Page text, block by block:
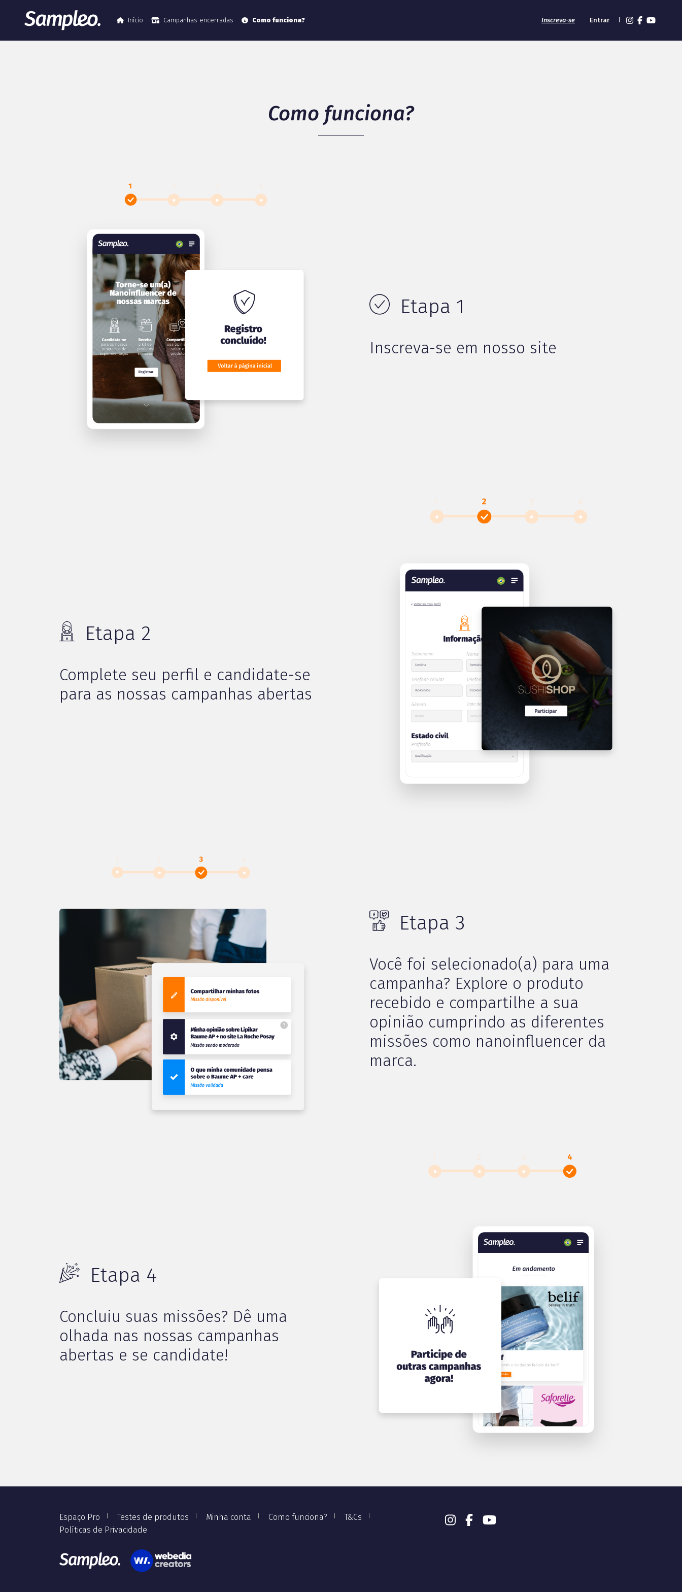
Início Campanhas encerradas Como funciona? Inscreva-se Entrar
Como funciona?
Etapa 1
Inscreva-se em nosso site
Etapa 2
Complete seu perfil e candidate-se
para as nossas campanhas abertas
Etapa 3
Você foi selecionado(a) para uma
campanha? Explore o produto
recebido e compartilhe a sua
opinião cumprindo as diferentes
missões como nanoinfluencer da
marca.
Etapa 4
Concluiu suas missões? Dê uma
olhada nas nossas campanhas
abertas e se candidate!
Espaço Pro Testes de produtos Minha conta Como funciona?
T&Cs
Políticas de Privacidade